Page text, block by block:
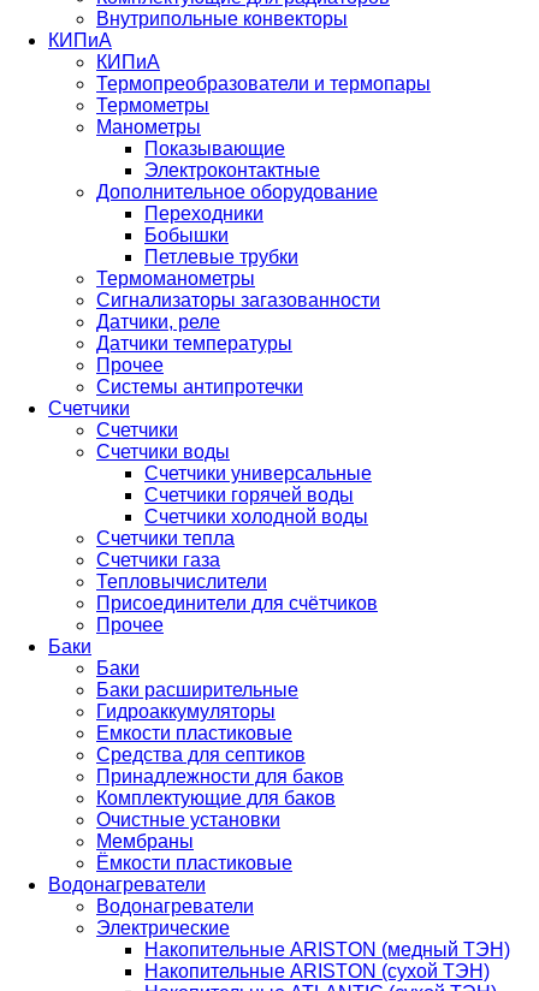
Внутрипольные конвекторы
КИПиА
КИПиА
Термопреобразователи и термопары
Термометры
Манометры
Показывающие
Электроконтактные
Дополнительное оборудование
Переходники
Бобышки
Петлевые трубки
Термоманометры
Сигнализаторы загазованности
Датчики, реле
Датчики температуры
Прочее
Системы антипротечки
Счетчики
Счетчики
Счетчики воды
Счетчики универсальные
Счетчики горячей воды
Счетчики холодной воды
Счетчики тепла
Счетчики газа
Тепловычислители
Присоединители для счётчиков
Прочее
Баки
Баки
Баки расширительные
Гидроаккумуляторы
Емкости пластиковые
Средства для септиков
Принадлежности для баков
Комплектующие для баков
Очистные установки
Мембраны
Ёмкости пластиковые
Водонагреватели
Водонагреватели
Электрические
Накопительные ARISTON (медный ТЭН)
Накопительные ARISTON (сухой ТЭН)